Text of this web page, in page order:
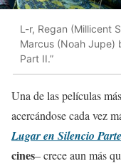
L-r, Regan (Millicent
Marcus (Noah Jupe)
Part II.”
Una de las películas
acercándose cada vez
Lugar en Silencio
cines– crece aun más